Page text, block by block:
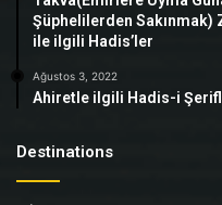
Şüphelilerden Sakınmak)
ile ilgili Hadis’ler
Ağustos 3, 2022
Ahiretle ilgili Hadis-i
Destinations